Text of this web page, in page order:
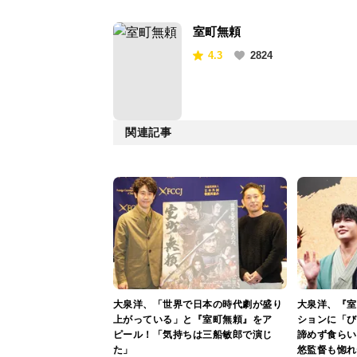
室町無頼
4.3 2824
関連記事
大泉洋、「世界で日本の時代劇が盛り
上がっている」と『室町無頼』をア
ピール！「気持ちは三船敏郎で演じ
た」
大泉洋、『
ションに「
諦めず食ら
悠監督も惚